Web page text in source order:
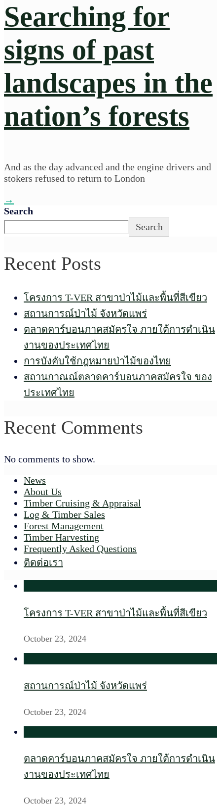
Searching for
signs of past
landscapes in the
nation’s forests
And as the day advanced and the engine drivers and
stokers refused to return to London
→
Search
Search
Recent Posts
โครงการ T-VER สาขาป่าไม้และพื้นที่สีเขียว
สถานการณ์ป่าไม้ จังหวัดแพร่
ตลาดคาร์บอนภาคสมัครใจ ภายใต้การดำเนิน
งานของประเทศไทย
การบังคับใช้กฎหมายป่าไม้ของไทย
สถานกาณณ์ตลาดคาร์บอนภาคสมัครใจ ของ
ประเทศไทย
Recent Comments
No comments to show.
News
About Us
Timber Cruising & Appraisal
Log & Timber Sales
Forest Management
Timber Harvesting
Frequently Asked Questions
ติดต่อเรา
โครงการ T-VER สาขาป่าไม้และพื้นที่สีเขียว
October 23, 2024
สถานการณ์ป่าไม้ จังหวัดแพร่
October 23, 2024
ตลาดคาร์บอนภาคสมัครใจ ภายใต้การดำเนิน
งานของประเทศไทย
October 23, 2024